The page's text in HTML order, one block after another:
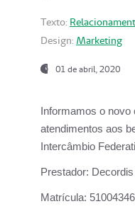
Texto:
Design: Marketing
01 de abril, 2020
Informamos o
atendimentos aos
Intercâmbio
Prestador:
Matrícula: